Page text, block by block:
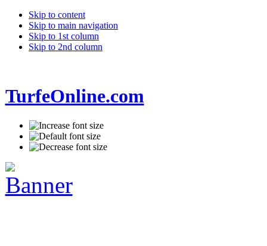
Skip to content
Skip to main navigation
Skip to 1st column
Skip to 2nd column
TurfeOnline.com